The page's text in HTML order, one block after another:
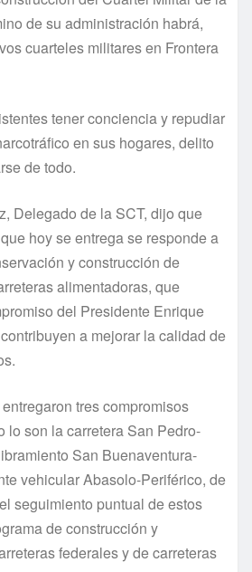
de su administración habrá,
cuarteles militares en Frontera
tener conciencia y repudiar
en sus hogares, delito
de todo.
Delegado de la SCT, dijo que
hoy se entrega se responde a
y construcción de
alimentadoras, que
del Presidente Enrique
a mejorar la calidad de
tres compromisos
lo son la carretera San Pedro-
San Buenaventura-
vehicular Abasolo-Periférico, de
seguimiento puntual de estos
de construcción y
federales y de carreteras